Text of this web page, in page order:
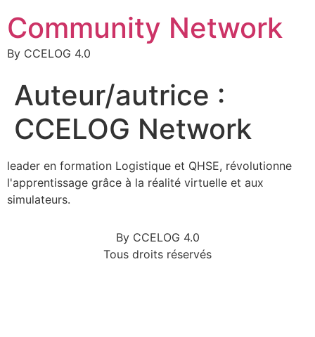
Community Network
By CCELOG 4.0
Auteur/autrice :
CCELOG Network
leader en formation Logistique et QHSE, révolutionne
l'apprentissage grâce à la réalité virtuelle et aux
simulateurs.
By CCELOG 4.0
Tous droits réservés